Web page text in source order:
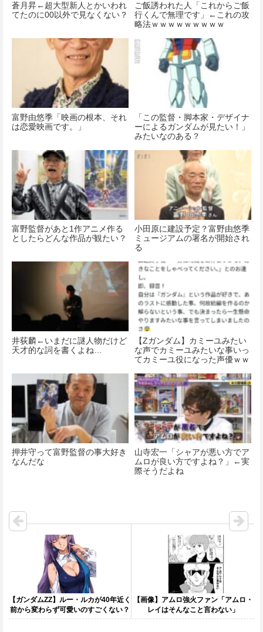
蒼月昇←超大型新人とかいわれ
てたのに00以外で見なくない？
ご飯誘われた人「これからご飯
行くんで無理です」←これの攻
略法ｗｗｗｗｗｗｗｗｗ
富野由悠季「映画の根本、それ
は恋愛映画です。」
「この監督・脚本家・デザイナ
ーによるガンダムが見たい！」
みたいなのある？
富野監督があと1作アニメ作る
としたらどんな作品が観たい？
小田原に建設予定？富野由悠季
ミュージアムの署名が開始され
る
井荻麟←いまだに謎人物だけど
天才的な詞を書くよね…
【Ζガンダム】カミーユみたい
な声でカミーユみたいな事いっ
てカミーユ役になった声優ｗｗ
押井守って富野監督の事大好き
なんだな
山寺宏一「シャアが悪い方でア
ムロが良い方ですよね？」←実
際そうだよね
【ガンダムZZ】ルー・ルカが40年近く
前から変わらず可愛いのすごくない？
【画像】アムロ強火ファン「アムロ・
レイはそんなこと言わない」